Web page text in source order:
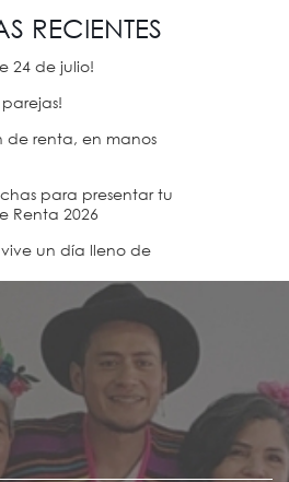
RECIENTES
24 de julio!
de renta, en manos
para presentar tu
Renta 2026
vive un día lleno de